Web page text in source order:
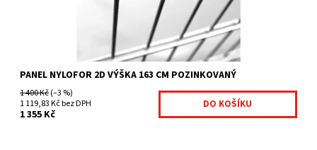
PANEL NYLOFOR 2D VÝŠKA 163 CM POZINKOVANÝ
1 400 Kč(–3 %)
1 119,83 Kč bez DPH
1 355 Kč